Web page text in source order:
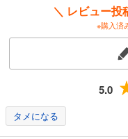
＼ レビュー投
※購入済
5.0
タメになる